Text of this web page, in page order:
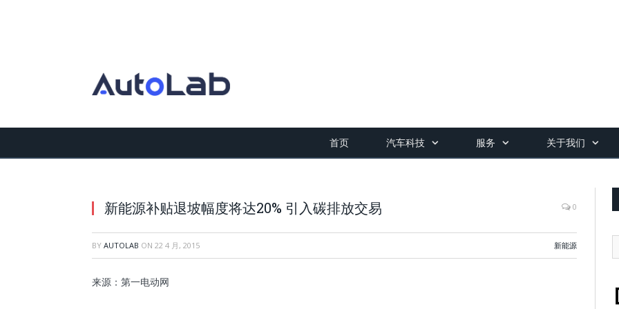
首页 汽车科技 服务 关于我们
新能源补贴退坡幅度将达20% 引入碳排放交易 0
BY AUTOLAB ON 22 4 月, 2015 新能源
来源：第一电动网